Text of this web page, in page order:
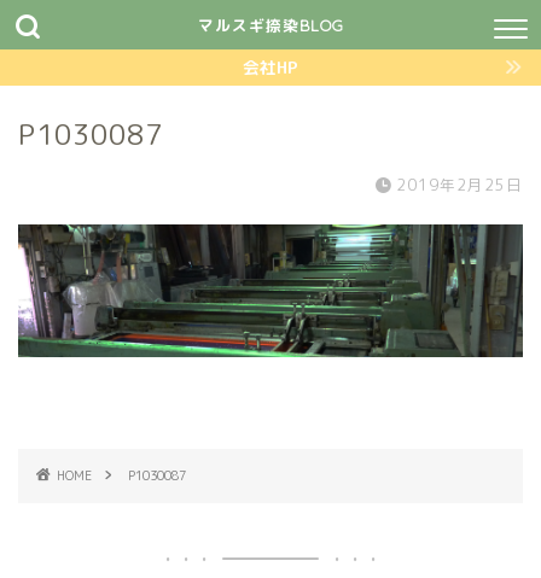
マルスギ捺染BLOG
会社HP
P1030087
2019年2月25日
HOME P1030087